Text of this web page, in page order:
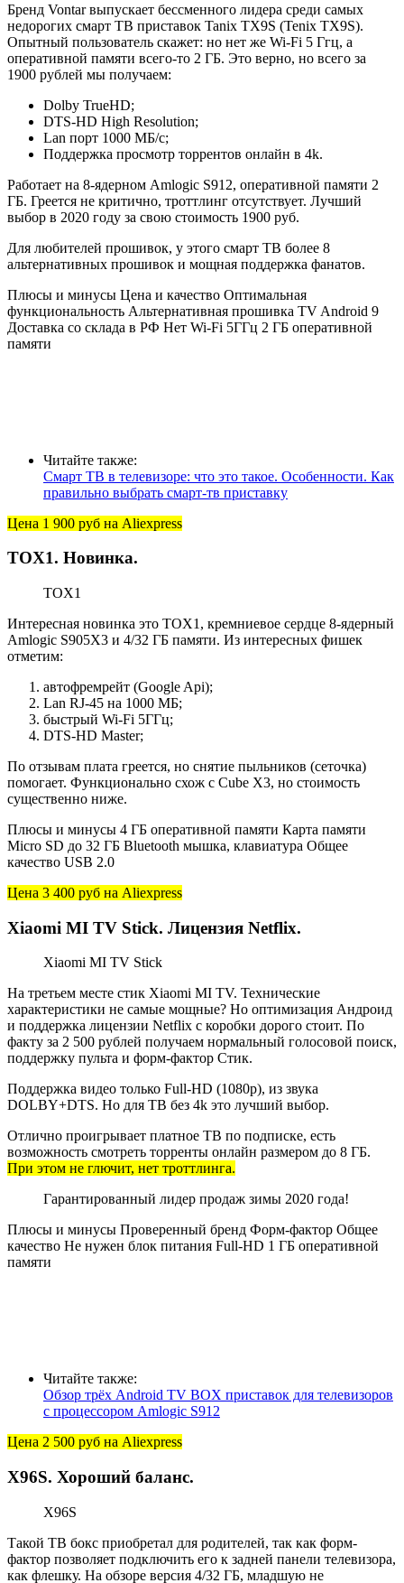
Бренд Vontar выпускает бессменного лидера среди самых
недорогих смарт ТВ приставок Tanix TX9S (Tenix TX9S).
Опытный пользователь скажет: но нет же Wi-Fi 5 Ггц, а
оперативной памяти всего-то 2 ГБ. Это верно, но всего за
1900 рублей мы получаем:
Dolby TrueHD;
DTS-HD High Resolution;
Lan порт 1000 МБ/с;
Поддержка просмотр торрентов онлайн в 4k.
Работает на 8-ядерном Amlogic S912, оперативной памяти 2
ГБ. Греется не критично, троттлинг отсутствует. Лучший
выбор в 2020 году за свою стоимость 1900 руб.
Для любителей прошивок, у этого смарт ТВ более 8
альтернативных прошивок и мощная поддержка фанатов.
Плюсы и минусы Цена и качество Оптимальная
функциональность Альтернативная прошивка TV Android 9
Доставка со склада в РФ Нет Wi-Fi 5ГГц 2 ГБ оперативной
памяти
Читайте также:
Смарт ТВ в телевизоре: что это такое. Особенности. Как
правильно выбрать смарт-тв приставку
Цена 1 900 руб на Aliexpress
TOX1. Новинка.
TOX1
Интересная новинка это TOX1, кремниевое сердце 8-ядерный
Amlogic S905X3 и 4/32 ГБ памяти. Из интересных фишек
отметим:
автофремрейт (Google Api);
Lan RJ-45 на 1000 МБ;
быстрый Wi-Fi 5ГГц;
DTS-HD Master;
По отзывам плата греется, но снятие пыльников (сеточка)
помогает. Функционально схож с Cube X3, но стоимость
существенно ниже.
Плюсы и минусы 4 ГБ оперативной памяти Карта памяти
Micro SD до 32 ГБ Bluetooth мышка, клавиатура Общее
качество USB 2.0
Цена 3 400 руб на Aliexpress
Xiaomi MI TV Stick. Лицензия Netflix.
Xiaomi MI TV Stick
На третьем месте стик Xiaomi MI TV. Технические
характеристики не самые мощные? Но оптимизация Андроид
и поддержка лицензии Netflix с коробки дорого стоит. По
факту за 2 500 рублей получаем нормальный голосовой поиск,
поддержку пульта и форм-фактор Стик.
Поддержка видео только Full-HD (1080p), из звука
DOLBY+DTS. Но для ТВ без 4k это лучший выбор.
Отлично проигрывает платное ТВ по подписке, есть
возможность смотреть торренты онлайн размером до 8 ГБ.
При этом не глючит, нет троттлинга.
Гарантированный лидер продаж зимы 2020 года!
Плюсы и минусы Проверенный бренд Форм-фактор Общее
качество Не нужен блок питания Full-HD 1 ГБ оперативной
памяти
Читайте также:
Обзор трёх Android TV BOX приставок для телевизоров
с процессором Amlogic S912
Цена 2 500 руб на Aliexpress
X96S. Хороший баланс.
X96S
Такой ТВ бокс приобретал для родителей, так как форм-
фактор позволяет подключить его к задней панели телевизора,
как флешку. На обзоре версия 4/32 ГБ, младшую не